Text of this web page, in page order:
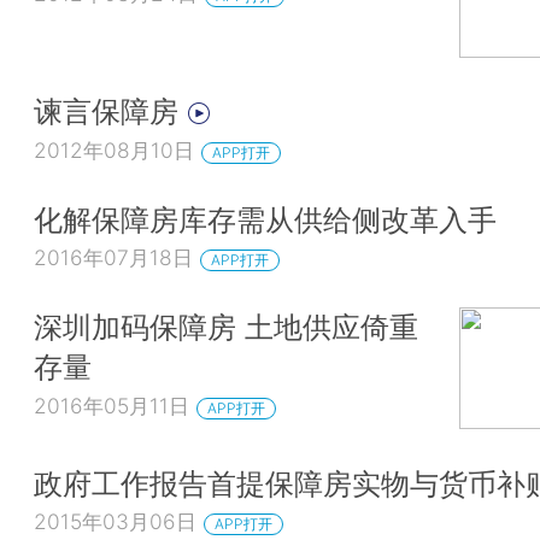
谏言保障房
2012年08月10日 APP打开
化解保障房库存需从供给侧改革入手
2016年07月18日 APP打开
深圳加码保障房 土地供应倚重
存量
2016年05月11日 APP打开
政府工作报告首提保障房实物与货币补
2015年03月06日 APP打开